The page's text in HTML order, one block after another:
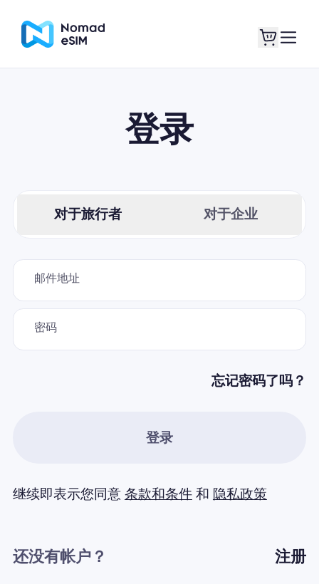
关于 eSIM
为什么选择Nomad eSIM
登录
对于旅行者 对于企业
邮件地址
密码
忘记密码了吗？
登录
继续即表示您同意 条款和条件和 隐私政策
还没有帐户？ 注册